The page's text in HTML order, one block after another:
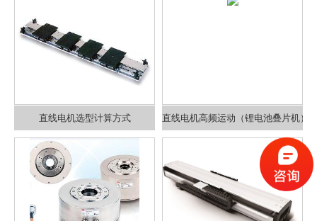
直线电机选型计算方式 直线电机高频运动（锂电池叠片机）